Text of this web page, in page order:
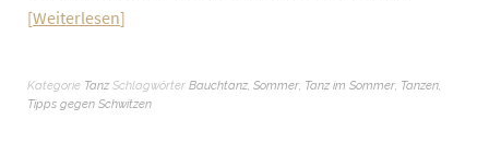
Weiterlesen
Kategorie Tanz Schlagwörter Bauchtanz, Sommer, Tanz im Sommer, Tanzen,
Tipps gegen Schwitzen